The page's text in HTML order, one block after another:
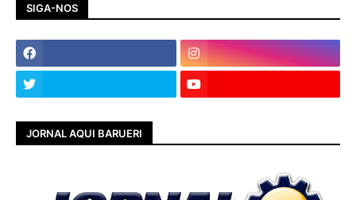
SIGA-NOS
JORNAL AQUI BARUERI